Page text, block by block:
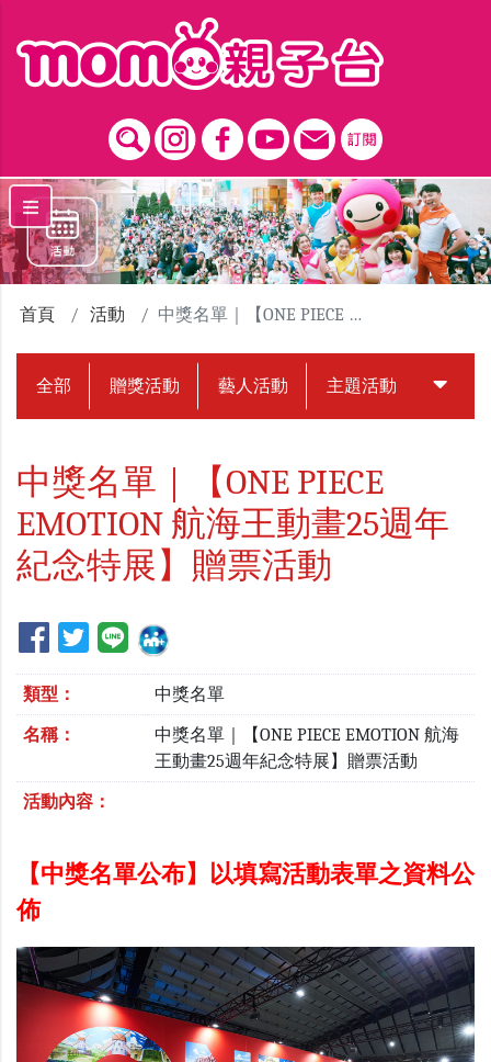
首頁 活動 中獎名單｜【ONE PIECE EMOTION 航海王動畫25週年紀念特展】贈票活動
全部 贈獎活動 藝人活動 主題活動 中獎名
中獎名單｜【ONE PIECE
EMOTION 航海王動畫25週年
紀念特展】贈票活動
類型： 中獎名單
名稱：
中獎名單｜【ONE PIECE EMOTION 航海
王動畫25週年紀念特展】贈票活動
活動內容：
【中獎名單公布】以填寫活動表單之資料公
佈